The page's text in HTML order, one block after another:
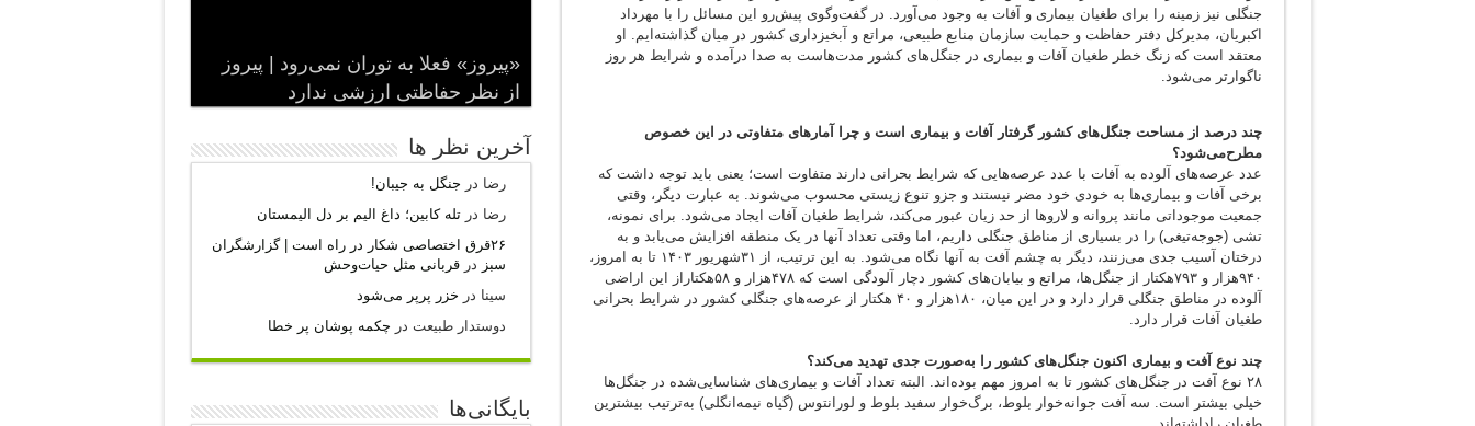
جنگلی‌ نیز زمینه را برای طغیان بیماری و آفات به وجود می‌آورد. در گفت‌وگوی پیش‌رو این مسائل را با مهرداد
اکبریان، مدیرکل دفتر حفاظت و حمایت سازمان منابع طبیعی، مراتع و آبخیزداری کشور در میان گذاشته‌ایم. او
معتقد است که زنگ خطر طغیان آفات و بیماری در جنگل‌‌های کشور مدت‌هاست به صدا درآمده و شرایط هر روز
ناگوارتر می‌شود.
چند درصد از مساحت جنگل‌های کشور گرفتار آفات و بیماری است و چرا آمارهای متفاوتی در این خصوص
مطرح‌می‌شود؟
عدد عرصه‌های آلوده به آفات با عدد عرصه‌هایی که شرایط بحرانی دارند متفاوت است؛ یعنی باید توجه داشت که
برخی آفات و بیماری‌ها به خودی خود مضر نیستند و جزو تنوع زیستی محسوب می‌شوند. به عبارت دیگر، وقتی
جمعیت موجوداتی مانند پروانه و لاروها از حد زیان عبور می‌کند، شرایط طغیان آفات ایجاد می‌شود. برای نمونه،
تشی (جوجه‌تیغی) را در بسیاری از مناطق جنگلی داریم، اما وقتی تعداد آنها در یک منطقه افزایش می‌یابد و به
درختان آسیب جدی می‌زنند، دیگر به چشم آفت به آنها نگاه می‌شود. به این ترتیب، از ۳۱شهریور ۱۴۰۳ تا به امروز،
۹۴۰هزار و ۷۹۳هکتار از جنگل‌ها، مراتع و بیابان‌های کشور دچار آلودگی است که ۴۷۸هزار و ۵۸هکتاراز این اراضی
آلوده در مناطق جنگلی قرار دارد و در این میان، ۱۸۰هزار و ۴۰ هکتار از عرصه‌های جنگلی کشور در شرایط بحرانی
طغیان آفات قرار دارد.
چند نوع آفت و بیماری اکنون جنگل‌های کشور را به‌صورت جدی تهدید می‌کند؟
۲۸ نوع آفت در جنگل‌های کشور تا به امروز مهم بوده‌اند. البته تعداد آفات و بیماری‌های شناسایی‌شده در جنگل‌ها
خیلی بیشتر است. سه آفت جوانه‌خوار بلوط، برگ‌خوار سفید بلوط و لورانتوس (گیاه نیمه‌انگلی) به‌ترتیب بیشترین
«پیروز» فعلا به توران نمی‌رود | پیروز
از نظر حفاظتی ارزشی ندارد
آخرين نظر ها
رضا در جنگل به جیبان!
رضا درتله کابین؛ داغ الیم بر دل الیمستان
۲۶قرق اختصاصی شکار‌ در راه است | گزارشگران
سبز درقربانی مثل حیات‌وحش
سینا در خزر پرپر می‌شود
دوستدار طبیعت در چکمه پوشان پر خطا
بایگانی‌ها